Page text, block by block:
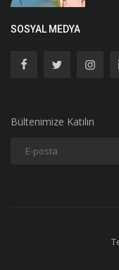
SOSYAL MEDYA
Bültenimize Katılın